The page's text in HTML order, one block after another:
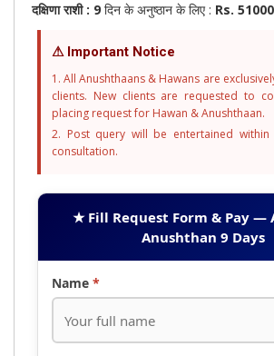
दक्षिणा राशी : 9 दिन के अनुष्ठान के लिए : Rs.
⚠ Important Notice
1. All Anushthaans & Hawans are
clients. New clients are requested to
placing request for Hawan & Anushthaan.
2. Post query will be entertained
consultation.
★ Fill Request Form & Pay —
Anushthan 9 Days
Name *